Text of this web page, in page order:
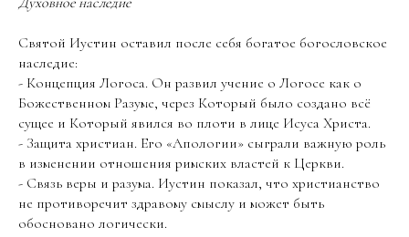
Святой Иустин оставил после себя богатое богословское
наследие:
- Концепция Логоса. Он развил учение о Логосе как о
Божественном Разуме, через Который было создано всё
сущее и Который явился во плоти в лице Исуса Христа.
- Защита христиан. Его «Апологии» сыграли важную роль
в изменении отношения римских властей к Церкви.
- Связь веры и разума. Иустин показал, что христианство
не противоречит здравому смыслу и может быть
обосновано логически.